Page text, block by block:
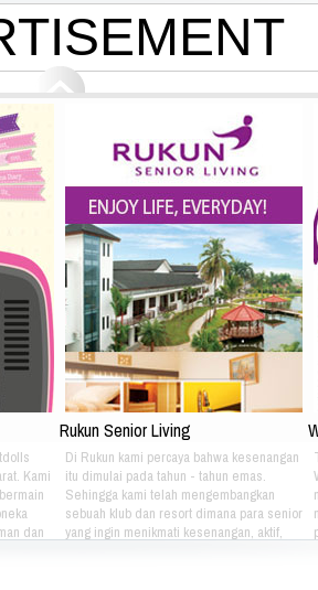
Kami
dan
Rukun Senior Living
Di Rukun kami percaya bahwa kesenangan
itu dimulai pada tahun - tahun emas.
Sehingga kami telah mengembangkan
sebuah klub dan resort dimana para senior
yang ingin menikmati kesenangan, aktif,